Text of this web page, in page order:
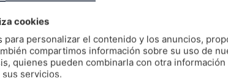
cookies
para personalizar el contenido y los anuncios,
compartimos información sobre su uso de
quienes pueden combinarla con otra
servicios.